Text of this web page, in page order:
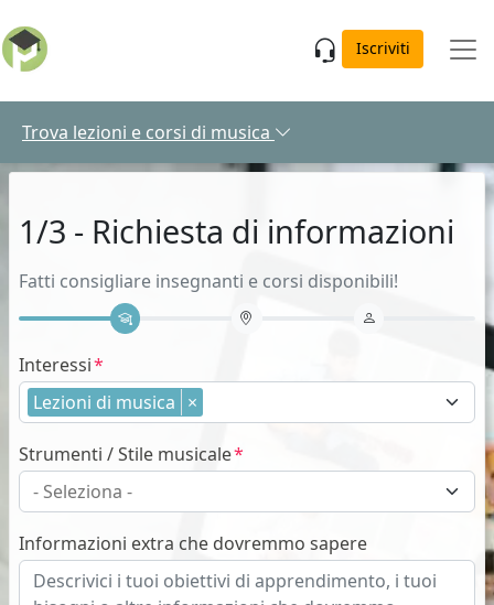
Iscriviti
Trova lezioni e corsi di musica
1/3 - Richiesta di informazioni
Fatti consigliare insegnanti e corsi disponibili!
Interessi
Lezioni di musica ×
Strumenti / Stile musicale
Informazioni extra che dovremmo sapere